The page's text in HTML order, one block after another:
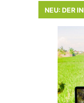
NEU: DER